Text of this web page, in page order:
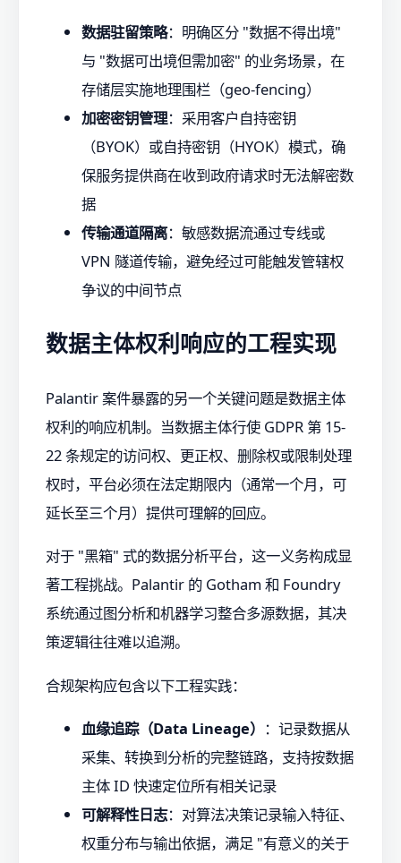
数据驻留策略：明确区分 "数据不得出境"
与 "数据可出境但需加密" 的业务场景，在
存储层实施地理围栏（geo-fencing）
加密密钥管理：采用客户自持密钥
（BYOK）或自持密钥（HYOK）模式，确
保服务提供商在收到政府请求时无法解密数
据
传输通道隔离：敏感数据流通过专线或
VPN 隧道传输，避免经过可能触发管辖权
争议的中间节点
数据主体权利响应的工程实现
Palantir 案件暴露的另一个关键问题是数据主体
权利的响应机制。当数据主体行使 GDPR 第 15-
22 条规定的访问权、更正权、删除权或限制处理
权时，平台必须在法定期限内（通常一个月，可
延长至三个月）提供可理解的回应。
对于 "黑箱" 式的数据分析平台，这一义务构成显
著工程挑战。Palantir 的 Gotham 和 Foundry
系统通过图分析和机器学习整合多源数据，其决
策逻辑往往难以追溯。
合规架构应包含以下工程实践：
血缘追踪（Data Lineage） ：记录数据从
采集、转换到分析的完整链路，支持按数据
主体 ID 快速定位所有相关记录
可解释性日志：对算法决策记录输入特征、
权重分布与输出依据，满足 "有意义的关于